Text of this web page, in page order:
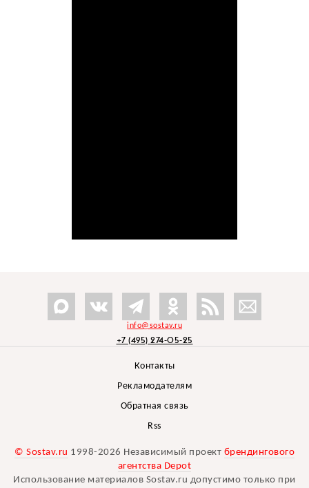
info@sostav.ru
+7 (495) 274-05-25
Контакты
Рекламодателям
Обратная связь
Rss
© Sostav.ru 1998-2026 Независимый проект брендингового
агентства Depot
Использование материалов Sostav.ru допустимо только при